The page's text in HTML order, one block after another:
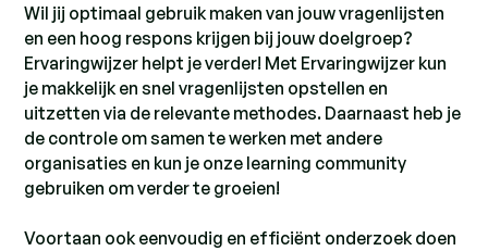
Wil jij optimaal gebruik maken van jouw vragenlijsten
en een hoog respons krijgen bij jouw doelgroep?
Ervaringwijzer helpt je verder! Met Ervaringwijzer kun
je makkelijk en snel vragenlijsten opstellen en
uitzetten via de relevante methodes. Daarnaast heb je
de controle om samen te werken met andere
organisaties en kun je onze learning community
gebruiken om verder te groeien!
Voortaan ook eenvoudig en efficiënt onderzoek doen